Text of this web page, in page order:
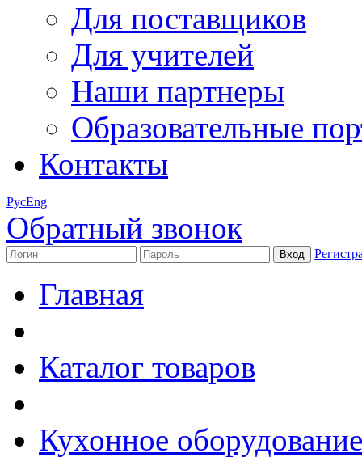
Для поставщиков
Для учителей
Наши партнеры
Образовательные
Контакты
РусEng
Обратный звонок
Главная
Каталог товаров
Кухонное оборудование